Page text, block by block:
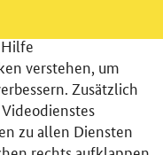
und Energie
verstehen, um
Zusätzlich
zu allen Diensten